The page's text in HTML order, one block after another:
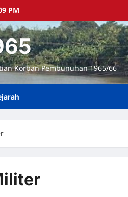
PM
Korban Pembunuhan 1965/66